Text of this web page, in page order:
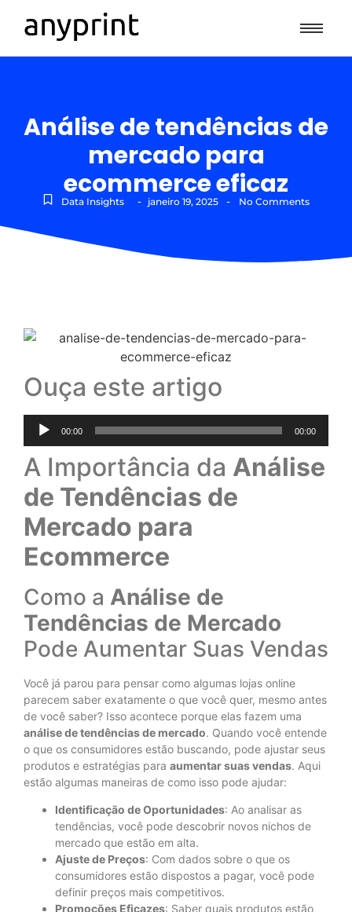
Análise de tendências de
mercado para
ecommerce eficaz
Data Insights - janeiro 19, 2025 - No Comments
Ouça este artigo
Tocador
áudio
00:00 00:00
A Importância da Análise
de Tendências de
Mercado para
Ecommerce
Como a Análise de
Tendências de Mercado
Pode Aumentar Suas Vendas
Você já parou para pensar como algumas lojas online
parecem saber exatamente o que você quer, mesmo antes
de você saber? Isso acontece porque elas fazem uma
análise de tendências de mercado. Quando você entende
o que os consumidores estão buscando, pode ajustar seus
produtos e estratégias para aumentar suas vendas. Aqui
estão algumas maneiras de como isso pode ajudar:
Identificação de Oportunidades: Ao analisar as
tendências, você pode descobrir novos nichos de
mercado que estão em alta.
Ajuste de Preços: Com dados sobre o que os
consumidores estão dispostos a pagar, você pode
definir preços mais competitivos.
Promoções Eficazes: Saber quais produtos estão